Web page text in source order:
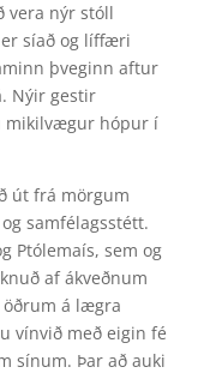
vera nýr stóll
síað og líffæri
þveginn aftur
Nýir gestir
mikilvægur hópur í
út frá mörgum
samfélagsstétt.
Ptólemaís, sem og
af ákveðnum
á lægra
vínvið með eigin fé
sínum. Þar að auki